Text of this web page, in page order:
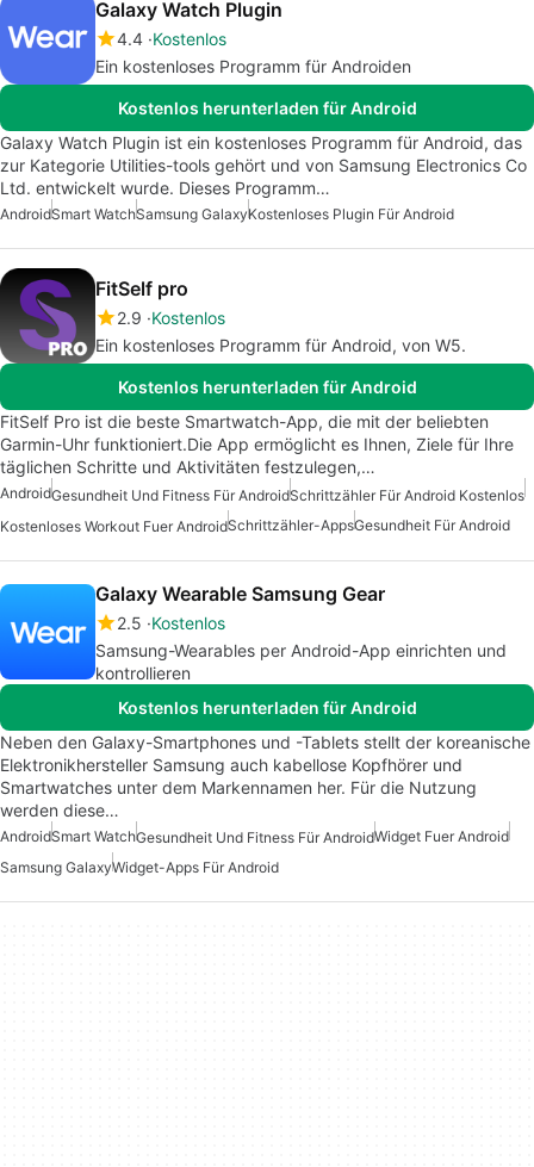
Galaxy Watch Plugin
4.4 Kostenlos
Ein kostenloses Programm für Androiden
Kostenlos herunterladen für Android
Galaxy Watch Plugin ist ein kostenloses Programm für Android, das
zur Kategorie Utilities-tools gehört und von Samsung Electronics Co
Ltd. entwickelt wurde. Dieses Programm…
AndroidSmart WatchSamsung GalaxyKostenloses Plugin Für Android
FitSelf pro
2.9 Kostenlos
Ein kostenloses Programm für Android, von W5.
Kostenlos herunterladen für Android
FitSelf Pro ist die beste Smartwatch-App, die mit der beliebten
Garmin-Uhr funktioniert.Die App ermöglicht es Ihnen, Ziele für Ihre
täglichen Schritte und Aktivitäten festzulegen,…
AndroidGesundheit Und Fitness Für AndroidSchrittzähler Für Android Kostenlos
Kostenloses Workout Fuer AndroidSchrittzähler-AppsGesundheit Für Android
Galaxy Wearable Samsung Gear
2.5 Kostenlos
Samsung-Wearables per Android-App einrichten und
kontrollieren
Kostenlos herunterladen für Android
Neben den Galaxy-Smartphones und -Tablets stellt der koreanische
Elektronikhersteller Samsung auch kabellose Kopfhörer und
Smartwatches unter dem Markennamen her. Für die Nutzung
werden diese…
AndroidSmart WatchGesundheit Und Fitness Für AndroidWidget Fuer Android
Samsung GalaxyWidget-Apps Für Android